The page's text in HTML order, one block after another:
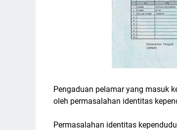
Pengaduan pelamar yang masuk
oleh permasalahan identitas
Permasalahan identitas